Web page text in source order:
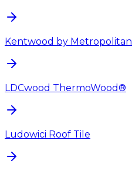
Kentwood by Metropolitan
LDCwood ThermoWood®
Ludowici Roof Tile